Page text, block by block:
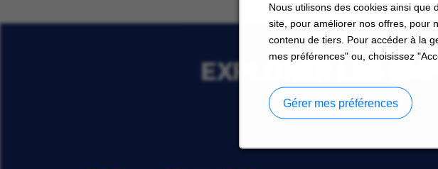
Nous utilisons des cookies ainsi que
site, pour améliorer nos offres, pour
contenu de tiers. Pour accéder à la
mes préférences" ou, choisissez
Gérer mes préférences
EXPLORER LES